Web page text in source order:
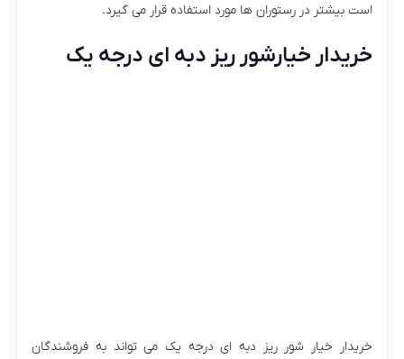
است بیشتر در رستوران ها مورد استفاده قرار می گیرد.
خریدار خیارشور ریز دبه ای درجه یک
خریدار خیار شور ریز دبه ای درجه یک می تواند به فروشندگان